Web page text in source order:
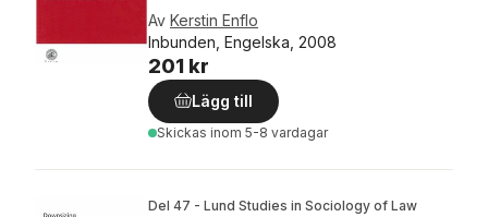
Av Kerstin Enflo
Inbunden, Engelska, 2008
201 kr
Lägg till
Skickas inom 5-8 vardagar
Del 47 - Lund Studies in Sociology of Law